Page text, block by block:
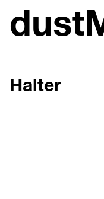
Halter